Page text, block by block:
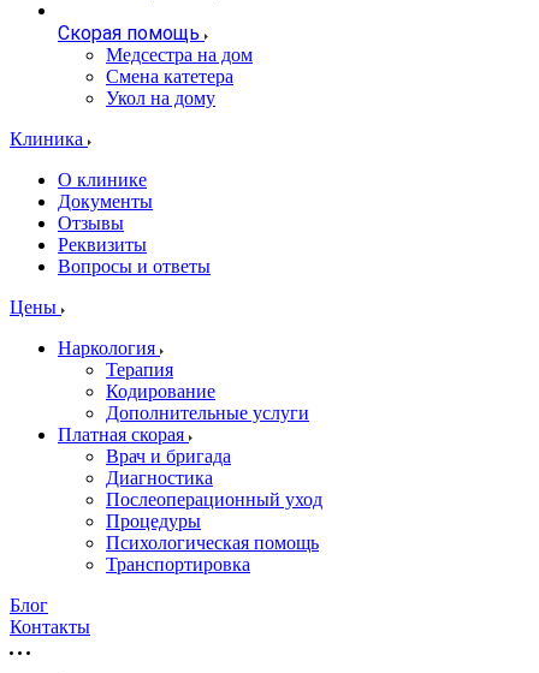
Скорая помощь
Медсестра на дом
Смена катетера
Укол на дому
Клиника
О клинике
Документы
Отзывы
Реквизиты
Вопросы и ответы
Цены
Наркология
Терапия
Кодирование
Дополнительные услуги
Платная скорая
Врач и бригада
Диагностика
Послеоперационный уход
Процедуры
Психологическая помощь
Транспортировка
Блог
Контакты